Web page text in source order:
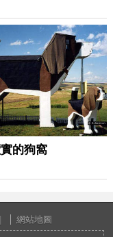
網站地圖